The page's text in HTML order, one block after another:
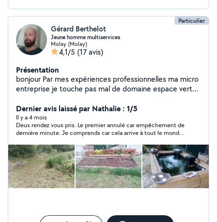
Particulier
Gérard Berthelot
Jeune homme multiservices
Molay (Molay)
4,1/5 (17 avis)
Présentation
bonjour Par mes expériences professionnelles ma micro
entreprise je touche pas mal de domaine espace vert
déménagement.... je suis un touche à tout et possède
tout le matériel nécessaire. bonne journée
Dernier avis laissé par Nathalie : 1/5
Il y a 4 mois
Deux rendez vous pris. Le premier annulé car empêchement de
dernière minute. Je comprends car cela arrive à tout le monde.
l’après midi mais ne s’est pas présenté et aucun message
depuis.